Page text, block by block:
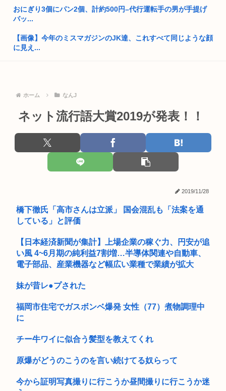
中国人「なぜ日本人は原爆を落としたアメリカで無く、中国を
憎むので...
【高市】高市早苗「彼氏に手編みのマフラーって嘘ついて市販
のマフラ...
高市の次に総理大臣になりそうな政治家www
共産党 政権交代を狙える立場になる
【画像】みつどもえの長女、改めて見直してみると普通に美少
小野田紀美大臣「憲法で定められた国民の義務は【勤労・納
税・教育】...
ワイ、明日出会い系の女の子とセ○するんだが大丈夫なのか？
おにぎり3個にパン2個、計約500円–代行運転手の男が手提げ
バッ...
【画像】今年のミスマガジンのJK達、これすべて同じような顔
に見え...
【動画】ワイ「さーてTikTokでも見るか」Z世代マゾメスガキ
ペルソナ、お尻ゲームnikkeとコラボしたのに全くケツを揺ら
さな...
樹里と中学生のカーセクロス完全版。捜索進展した！
小野田紀美大臣「憲法で定められた国民の義務は【勤労・納
クには...
感じ…？...
ドラクエシリーズで一番好きなラスボス
イオンモール爆発事故「避難後は戻らない」マニュアル機能せ
ず 「貴...
サクラ大戦やああっ女神さまっで知られる、「美少女を描かせ
たら十傑...
B’z、熊本地震に対し3000万円を寄付 15年前に開始のチャリ...
LUUPのヤバさ 遂に査読付き論文としてまとめられる
【画像】こういう詐欺広告は無くせないの？
ホーム なんJ
ネット流行語大賞2019が発表！！
2019/11/28
橋下徹氏「高市さんは立派」 国会混乱も「法案を通
している」と評価
【日本経済新聞が集計】上場企業の稼ぐ力、円安が追
い風 4~6月期の純利益7割増…半導体関連や自動車、
電子部品、産業機器など幅広い業種で業績が拡大
妹が昔レ●プされた
福岡市住宅でガスボンベ爆発 女性（77）煮物調理中
に
チー牛ワイに似合う髪型を教えてくれ
原爆がどうのこうのを言い続けてる奴らって
今から証明写真撮りに行こうか昼間撮りに行こうか迷